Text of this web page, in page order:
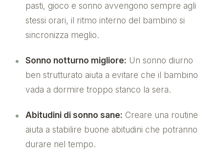
pasti, gioco e sonno avvengono sempre agli
stessi orari, il ritmo interno del bambino si
sincronizza meglio.
Sonno notturno migliore: Un sonno diurno
ben strutturato aiuta a evitare che il bambino
vada a dormire troppo stanco la sera.
Abitudini di sonno sane: Creare una routine
aiuta a stabilire buone abitudini che potranno
durare nel tempo.